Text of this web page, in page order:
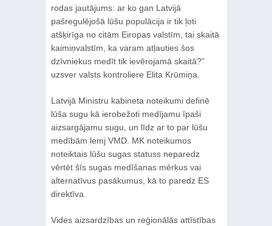
rodas jautājums: ar ko gan Latvijā
pašregulējošā lūšu populācija ir tik ļoti
atšķirīga no citām Eiropas valstīm, tai skaitā
kaimiņvalstīm, ka varam atļauties šos
dzīvniekus medīt tik ievērojamā skaitā?”
uzsver valsts kontroliere Elita Krūmiņa.
Latvijā Ministru kabineta noteikumi definē
lūša sugu kā ierobežoti medījamu īpaši
aizsargājamu sugu, un līdz ar to par lūšu
medībām lemj VMD. MK noteikumos
noteiktais lūšu sugas statuss neparedz
vērtēt šīs sugas medīšanas mērķus vai
alternatīvus pasākumus, kā to paredz ES
direktīva.
Vides aizsardzības un reģionālās attīstības